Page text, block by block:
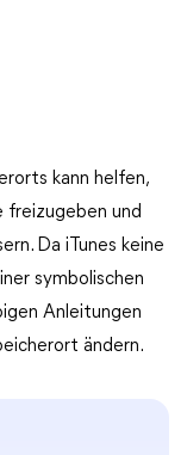
kann helfen,
und
Da iTunes keine
symbolischen
Anleitungen
ändern.